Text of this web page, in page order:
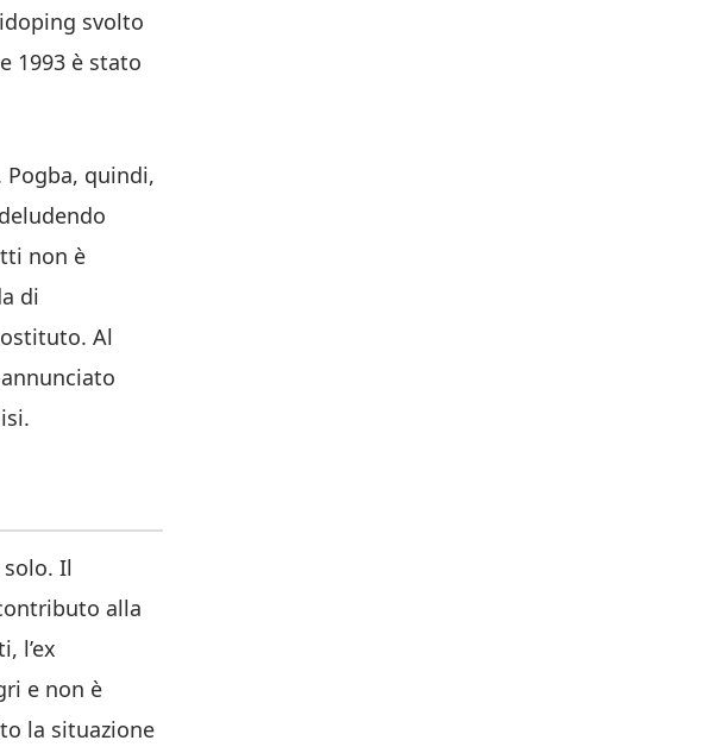
svolto
1993 è stato
Pogba, quindi,
non è
di
Al
Il
alla
l’ex
e non è
la situazione